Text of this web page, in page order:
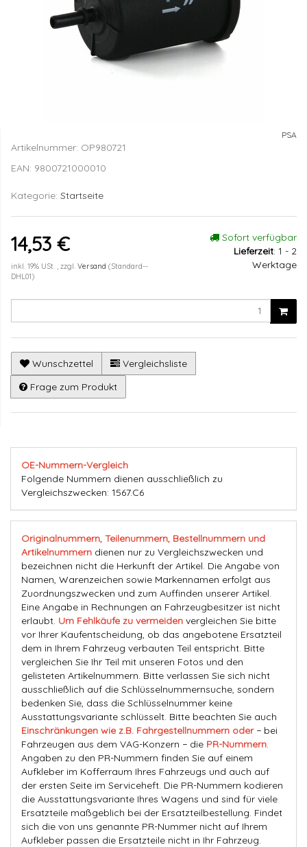
PSA
Artikelnummer: OP980721
EAN: 9800721000010
Kategorie: Startseite
14,53 €
inkl. 19% USt. , zzgl. Versand (Standard--
DHL01)
Sofort verfügbar
Lieferzeit: 1 - 2
Werktage
Wunschzettel
Vergleichsliste
Frage zum Produkt
OE-Nummern-Vergleich
Folgende Nummern dienen ausschließlich zu
Vergleichszwecken: 1567.C6
Originalnummern, Teilenummern, Bestellnummern und
Artikelnummern dienen nur zu Vergleichszwecken und
bezeichnen nicht die Herkunft der Artikel. Die Angabe von
Namen, Warenzeichen sowie Markennamen erfolgt aus
Zuordnungszwecken und zum Auffinden unserer Artikel.
Eine Angabe in Rechnungen an Fahrzeugbesitzer ist nicht
erlaubt. Um Fehlkäufe zu vermeiden vergleichen Sie bitte
vor Ihrer Kaufentscheidung, ob das angebotene Ersatzteil
dem in Ihrem Fahrzeug verbauten Teil entspricht. Bitte
vergleichen Sie Ihr Teil mit unseren Fotos und den
gelisteten Artikelnummern. Bitte verlassen Sie sich nicht
ausschließlich auf die Schlüsselnummernsuche, sondern
bedenken Sie, dass die Schlüsselnummer keine
Ausstattungsvariante schlüsselt. Bitte beachten Sie auch
Einschränkungen wie z.B. Fahrgestellnummern oder− bei
Fahrzeugen aus dem VAG-Konzern − die PR-Nummern
Angaben zu den PR-Nummern finden Sie auf einem
Aufkleber im Kofferraum Ihres Fahrzeugs und auch auf
der ersten Seite im Serviceheft. Die PR-Nummern kodieren
die Ausstattungsvariante Ihres Wagens und sind für viele
Ersatzteile maßgeblich bei der Ersatzteilbestellung. Findet
sich die von uns genannte PR-Nummer nicht auf Ihrem
Aufkleber passen die Ersatzteile nicht in Ihr Fahrzeug.